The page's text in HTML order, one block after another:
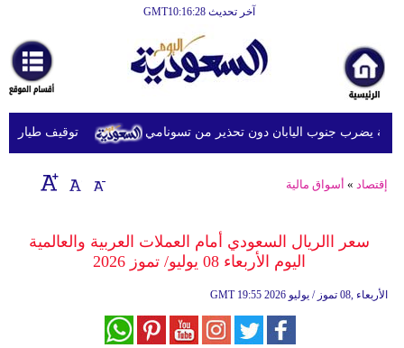
آخر تحديث GMT10:16:28
أخبارعاجلة
رياضة
ثقافة
إقتصاد
وموسيقى
توقيف طيار
إقتصاد » أسواق مالية
سعر االريال السعودي أمام العملات العربية والعالمية
اليوم الأربعاء 08 يوليو/ تموز 2026
GMT 19:55 2026 الأربعاء ,08 تموز / يوليو